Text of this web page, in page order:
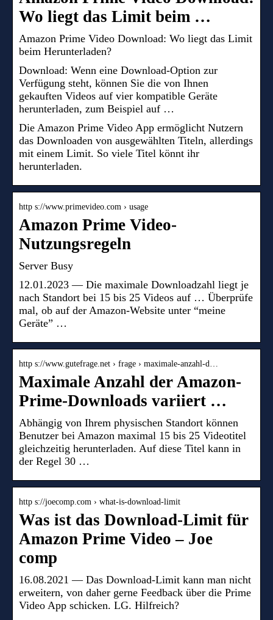
Wo liegt das Limit beim …
Amazon Prime Video Download: Wo liegt das Limit
beim Herunterladen?
Download: Wenn eine Download-Option zur
Verfügung steht, können Sie die von Ihnen
gekauften Videos auf vier kompatible Geräte
herunterladen, zum Beispiel auf …
Die Amazon Prime Video App ermöglicht Nutzern
das Downloaden von ausgewählten Titeln, allerdings
mit einem Limit. So viele Titel könnt ihr
herunterladen.
http s://www.primevideo.com › usage
Amazon Prime Video-
Nutzungsregeln
Server Busy
12.01.2023 — Die maximale Downloadzahl liegt je
nach Standort bei 15 bis 25 Videos auf … Überprüfe
mal, ob auf der Amazon-Website unter “meine
Geräte” …
http s://www.gutefrage.net › frage › maximale-anzahl-d…
Maximale Anzahl der Amazon-
Prime-Downloads variiert …
Abhängig von Ihrem physischen Standort können
Benutzer bei Amazon maximal 15 bis 25 Videotitel
gleichzeitig herunterladen. Auf diese Titel kann in
der Regel 30 …
http s://joecomp.com › what-is-download-limit
Was ist das Download-Limit für
Amazon Prime Video – Joe
comp
16.08.2021 — Das Download-Limit kann man nicht
erweitern, von daher gerne Feedback über die Prime
Video App schicken. LG. Hilfreich?